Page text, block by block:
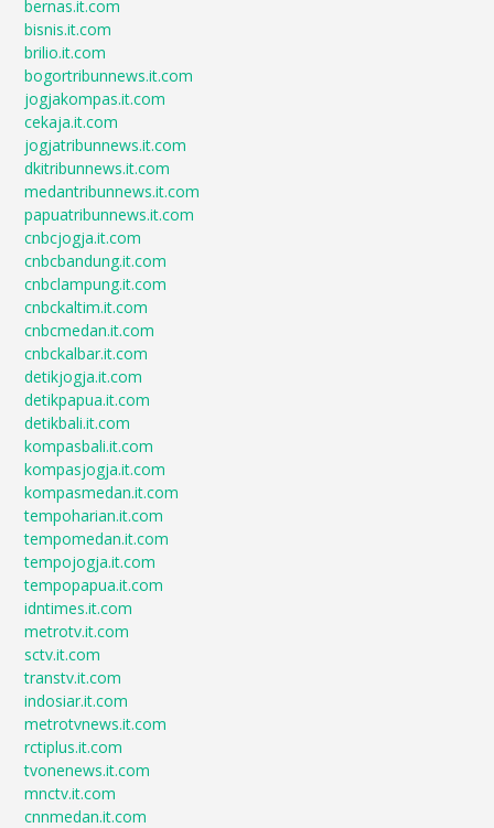
bernas.it.com
bisnis.it.com
brilio.it.com
bogortribunnews.it.com
jogjakompas.it.com
cekaja.it.com
jogjatribunnews.it.com
dkitribunnews.it.com
medantribunnews.it.com
papuatribunnews.it.com
cnbcjogja.it.com
cnbcbandung.it.com
cnbclampung.it.com
cnbckaltim.it.com
cnbcmedan.it.com
cnbckalbar.it.com
detikjogja.it.com
detikpapua.it.com
detikbali.it.com
kompasbali.it.com
kompasjogja.it.com
kompasmedan.it.com
tempoharian.it.com
tempomedan.it.com
tempojogja.it.com
tempopapua.it.com
idntimes.it.com
metrotv.it.com
sctv.it.com
transtv.it.com
indosiar.it.com
metrotvnews.it.com
rctiplus.it.com
tvonenews.it.com
mnctv.it.com
cnnmedan.it.com